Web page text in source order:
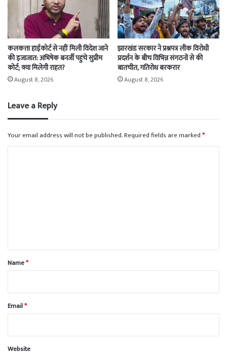
कलकत्ता हाईकोर्ट से नहीं मिली विदेश जाने
की इजाजात: अभिषेक बनर्जी पहुंचे सुप्रीम
कोर्ट; क्या मिलेगी राहत?
August 8, 2026
झारखंड सरकार ने प्रश्नपत्र लीक विरोधी
प्रदर्शन के बीच विभिन्न संगठनों से की
बातचीत, गतिरोध बरकरार
August 8, 2026
Leave a Reply
Your email address will not be published.Required fields are marked*
*
Name*
Email*
Website